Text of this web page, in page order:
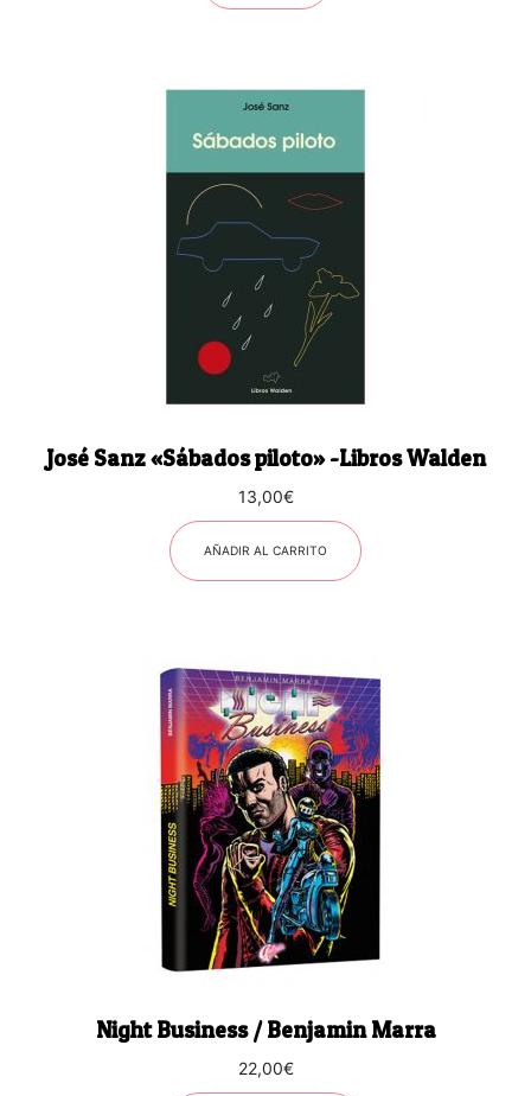
José Sanz «Sábados piloto» -Libros Walden
13,00€
AÑADIR AL CARRITO
Night Business / Benjamin Marra
22,00€